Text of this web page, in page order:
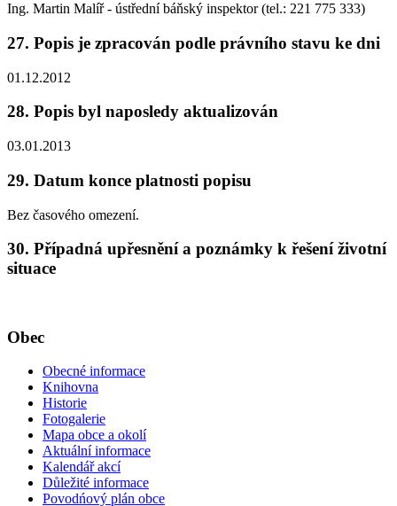
Ing. Martin Malíř - ústřední báňský inspektor (tel.: 221 775 333)
27. Popis je zpracován podle právního stavu ke dni
01.12.2012
28. Popis byl naposledy aktualizován
03.01.2013
29. Datum konce platnosti popisu
Bez časového omezení.
30. Případná upřesnění a poznámky k řešení životní
situace
Obec
Obecné informace
Knihovna
Historie
Fotogalerie
Mapa obce a okolí
Aktuální informace
Kalendář akcí
Důležité informace
Povodńový plán obce